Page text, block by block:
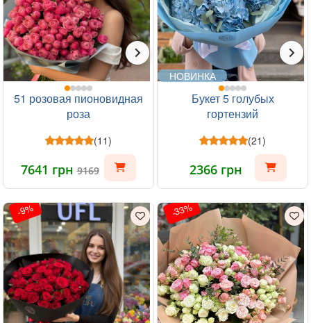
51 розовая пионовидная
роза
(11)
7641 грн9169
НОВИНКА
Букет 5 голубых
гортензий
(21)
2366 грн
-9% -33%